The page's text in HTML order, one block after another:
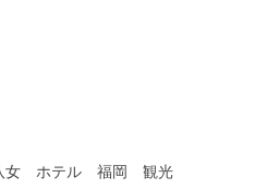
女 ホテル 福岡 観光